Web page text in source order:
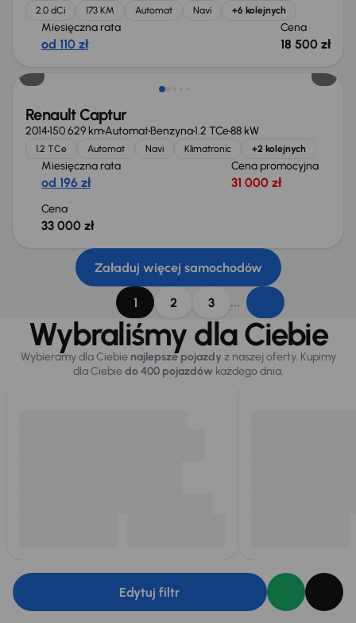
2.0 dCi 173 KM Automat Navi +6 kolejnych
Miesięczna rata
od 110 zł
Cena
18 500 zł
Renault Captur
2014150 629 kmAutomatBenzyna1.2 TCe88 kW
1.2 TCe Automat Navi Klimatronic +2 kolejnych
Miesięczna rata
od 196 zł
Cena promocyjna
31 000 zł
Cena
33 000 zł
Załaduj więcej samochodów
1 2 3 ...
Wybraliśmy dla Ciebie
Wybieramy dla Ciebie najlepsze pojazdy z naszej oferty. Kupimy
dla Ciebiedo 400 pojazdówkażdego dnia.
Edytuj filtr